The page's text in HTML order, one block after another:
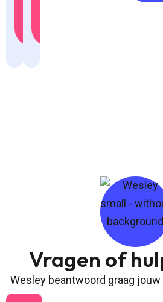
Vragen of
Wesley beantwoord graag